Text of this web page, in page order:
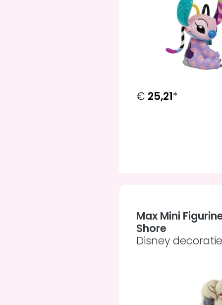
€ 25,21*
Max Mini
Shore
Disney decoratie